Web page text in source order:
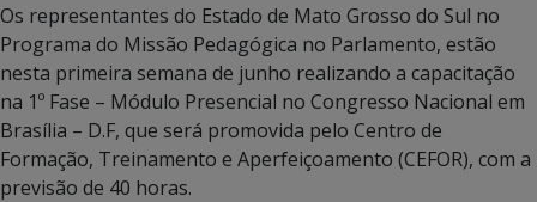
Os representantes do Estado de Mato Grosso do Sul no
Programa do Missão Pedagógica no Parlamento, estão
nesta primeira semana de junho realizando a capacitação
na 1º Fase – Módulo Presencial no Congresso Nacional em
Brasília – D.F, que será promovida pelo Centro de
Formação, Treinamento e Aperfeiçoamento (CEFOR), com a
previsão de 40 horas.